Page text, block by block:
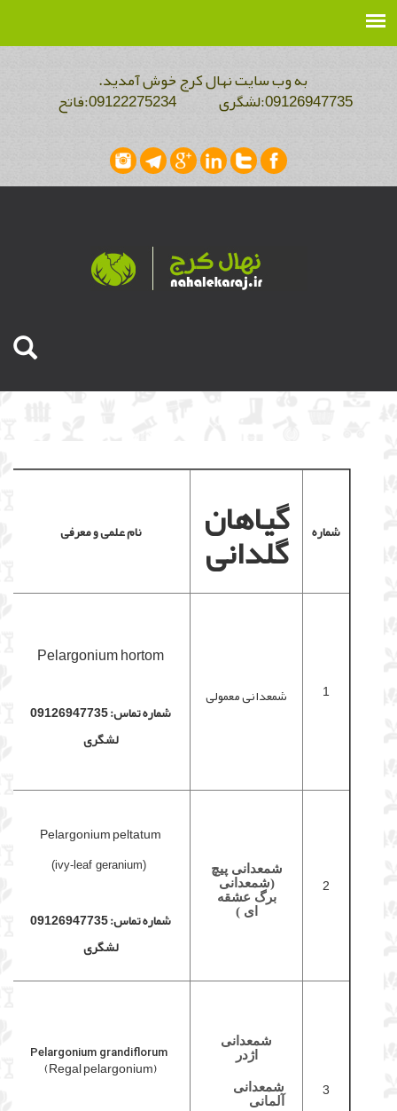
به وب سایت نهال کرج خوش آمدید.
شماره گیاهان
گلدانی نام علمی و معرفی
1 شمعدانی معمولی
Pelargonium hortom
شماره تماس: 09126947735
لشگری
2
شمعدانی پیچ
(شمعدانی
برگ عشقه
ای )
Pelargonium peltatum
(ivy-leaf geranium)
شماره تماس: 09126947735
لشگری
3
شمعدانی
اژدر
شمعدانی
آلمانی
Pelargonium grandiflorum
(Regal pelargonium)